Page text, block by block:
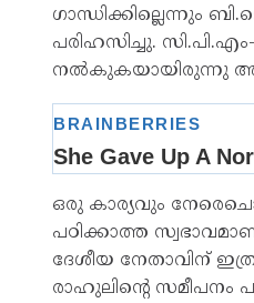
ഗാന്ധിക്കില്ലെന്നും
പരിഹസിച്ചു.
നൽകുകയായിരുന്നു
ഒരു കാര്യവും
പഠിക്കാത്ത
ദേശീയ നേതാവിന്
രാഹുലിന്റെ സമീപനം